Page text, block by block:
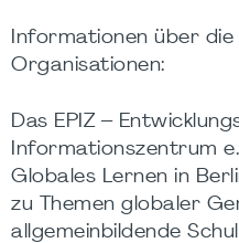
Informationen über
Organisationen:
Das EPIZ –
Informationszentrum
Globales Lernen in
zu Themen globaler
allgemeinbildende